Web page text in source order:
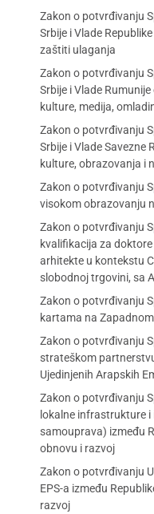
Zakon o potvrđivanju
Srbije i Vlade
zaštiti ulaganja
Zakon o potvrđivanju
Srbije i Vlade
kulture, medija,
Zakon o potvrđivanju
Srbije i Vlade Savezne
kulture, obrazovanja i
Zakon o potvrđivanju
visokom obrazovanju
Zakon o potvrđivanju
kvalifikacija za
arhitekte u kontekstu
slobodnoj trgovini, sa
Zakon o potvrđivanju
kartama na
Zakon o potvrđivanju
strateškom
Ujedinjenih Arapskih
Zakon o potvrđivanju
lokalne infrastrukture
samouprava) između
obnovu i razvoj
Zakon o potvrđivanju
EPS-a između
razvoj